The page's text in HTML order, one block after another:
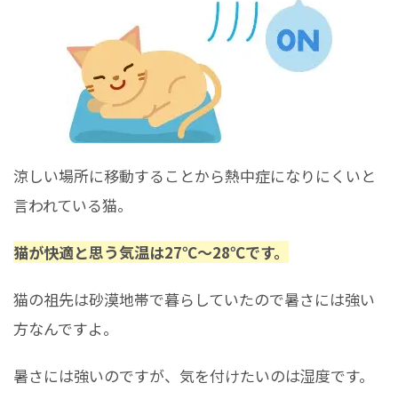
涼しい場所に移動することから熱中症になりにくいと
言われている猫。
猫が快適と思う気温は27℃～28℃です。
猫の祖先は砂漠地帯で暮らしていたので暑さには強い
方なんですよ。
暑さには強いのですが、気を付けたいのは湿度です。